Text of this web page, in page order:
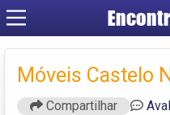
Móveis Castelo
Compartilhar